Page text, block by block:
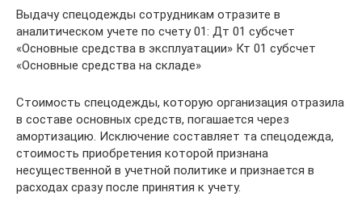
Выдачу спецодежды сотрудникам отразите в
аналитическом учете по счету 01: Дт 01 субсчет
«Основные средства в эксплуатации» Кт 01 субсчет
«Основные средства на складе»
Стоимость спецодежды, которую организация отразила
в составе основных средств, погашается через
амортизацию. Исключение составляет та спецодежда,
стоимость приобретения которой признана
несущественной в учетной политике и признается в
расходах сразу после принятия к учету.